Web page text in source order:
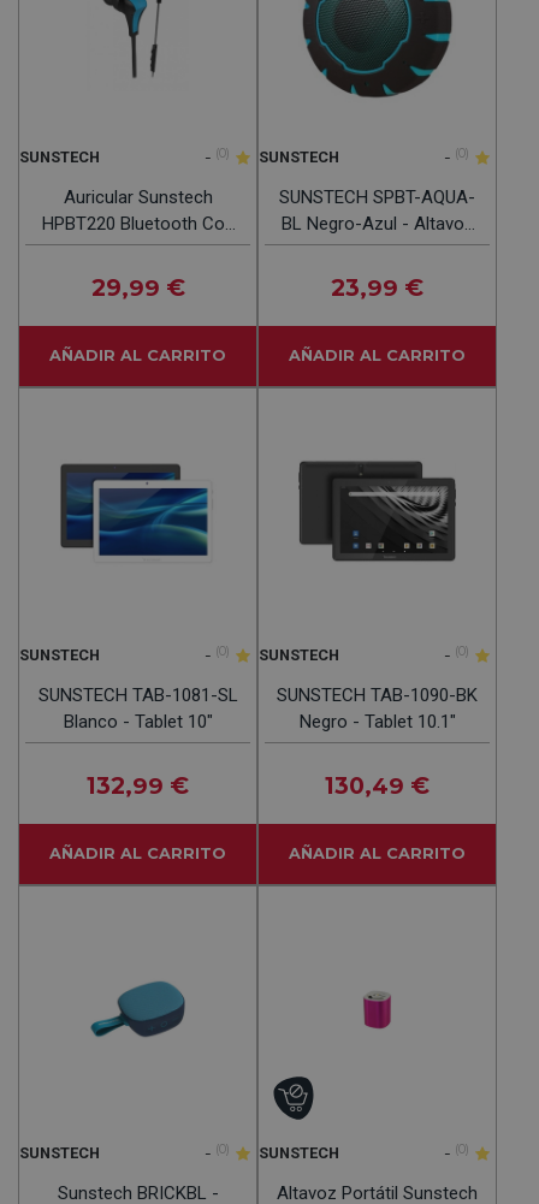
SUNSTECH - (0)
Auricular Sunstech
HPBT220 Bluetooth Con
Micro
29,99 €
AÑADIR AL CARRITO
SUNSTECH - (0)
SUNSTECH SPBT-AQUA-
BL Negro-Azul - Altavoz
Portátil 3W
23,99 €
AÑADIR AL CARRITO
SUNSTECH - (0)
SUNSTECH TAB-1081-SL
Blanco - Tablet 10"
132,99 €
AÑADIR AL CARRITO
SUNSTECH - (0)
SUNSTECH TAB-1090-BK
Negro - Tablet 10.1"
130,49 €
AÑADIR AL CARRITO
SUNSTECH - (0)
Sunstech BRICKBL -
SUNSTECH - (0)
Altavoz Portátil Sunstech